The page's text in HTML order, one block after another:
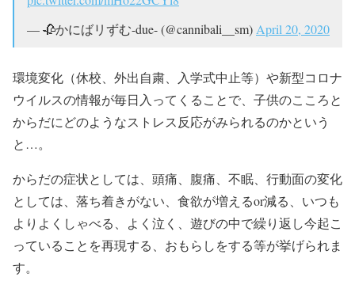
— 🥀かにばリずむ-due- (@cannibali__sm) April 20, 2020
環境変化（休校、外出自粛、入学式中止等）や新型コロナ
ウイルスの情報が毎日入ってくることで、子供のこころと
からだにどのようなストレス反応がみられるのかという
と…。
からだの症状としては、頭痛、腹痛、不眠、行動面の変化
としては、落ち着きがない、食欲が増えるor減る、いつも
よりよくしゃべる、よく泣く、遊びの中で繰り返し今起こ
っていることを再現する、おもらしをする等が挙げられま
す。